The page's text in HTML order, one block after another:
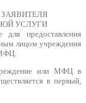
ЗАЯВИТЕЛЯ
УСЛУГИ
предоставления
лицом учреждения
или МФЦ в
в первый,